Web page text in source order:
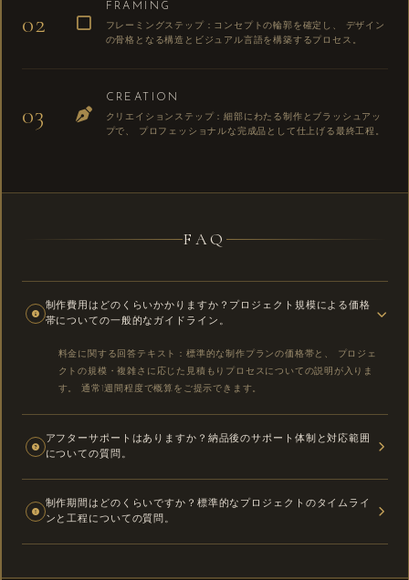
02
FRAMING
フレーミングステップ：コンセプトの輪郭を確定し、 デザイン
の骨格となる構造とビジュアル言語を構築するプロセス。
03
CREATION
クリエイションステップ：細部にわたる制作とブラッシュアッ
プで、 プロフェッショナルな完成品として仕上げる最終工程。
FAQ
制作費用はどのくらいかかりますか？プロジェクト規模による価格
帯についての一般的なガイドライン。
料金に関する回答テキスト：標準的な制作プランの価格帯と、 プロジェ
クトの規模・複雑さに応じた見積もりプロセスについての説明が入りま
す。 通常1週間程度で概算をご提示できます。
アフターサポートはありますか？納品後のサポート体制と対応範囲
についての質問。
的なメンテナンスプランのオプション、 お問い合わせ窓口や対応時間に
ついての詳細な説明が入ります。
制作期間はどのくらいですか？標準的なプロジェクトのタイムライ
ンと工程についての質問。